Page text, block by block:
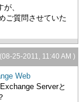
、
ご質問させていた
(08-25-2011, 11:40 AM )
Web
Serverと